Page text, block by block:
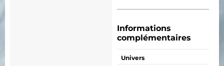
Informations
complémentaires
Univers